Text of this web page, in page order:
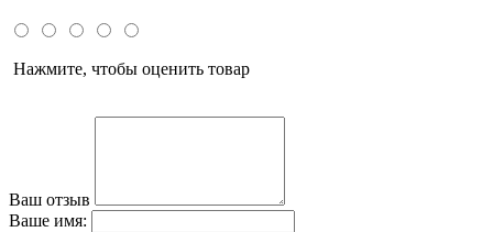
Нажмите, чтобы оценить товар
Ваш отзыв
Ваше имя: